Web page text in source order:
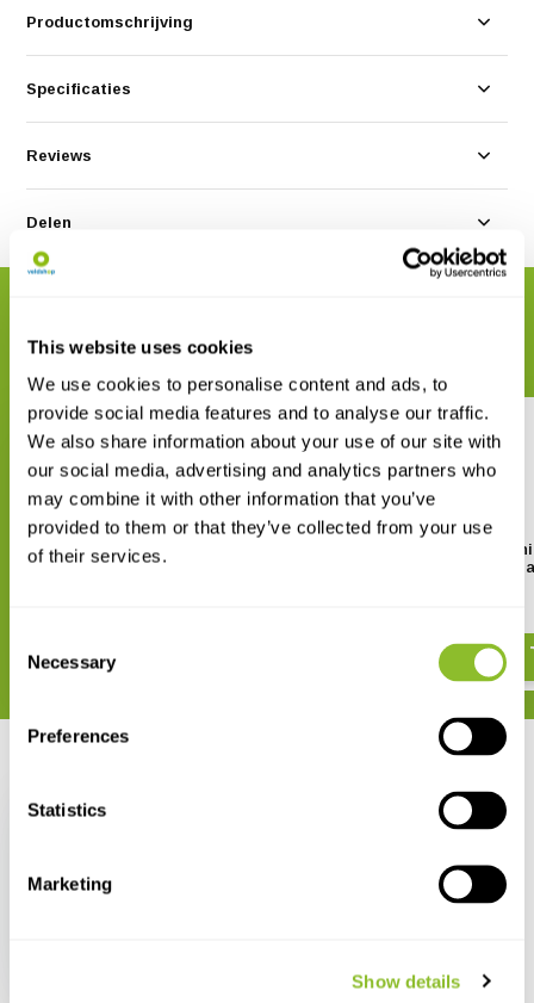
This website uses cookies
We use cookies to personalise content and ads, to
provide social media features and to analyse our traffic.
We also share information about your use of our site with
our social media, advertising and analytics partners who
may combine it with other information that you’ve
provided to them or that they’ve collected from your use
of their services.
Selection
Necessary
Preferences
Statistics
Marketing
Show details
Productomschrijving
Specificaties
Reviews
Delen
Maak uw bestelling compleet
Veldgids Amfibieën en reptielen
Field Guide to the
& Reptiles of Britain